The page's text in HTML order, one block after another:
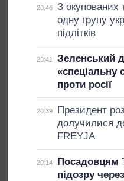
20:46
З окупованих
одну групу
підлітків
20:41
Зеленський
«спеціальну
проти росії
20:39
Президент
долучилися
FREYJA
20:14
Посадовцям
підозру